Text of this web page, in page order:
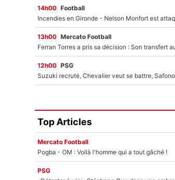
14h00 Football
13h00 Mercato Football
12h00 PSG
Top Articles
Mercato Football
Pogba - OM : Voilà l'homme qui a tout gâché !
PSG